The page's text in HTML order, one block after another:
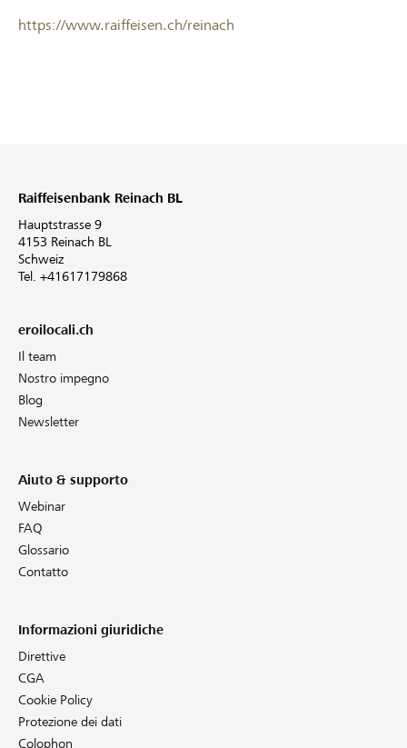
https://www.raiffeisen.ch/reinach
Raiffeisenbank Reinach BL
Hauptstrasse 9
4153 Reinach BL
Schweiz
Tel. +41617179868
eroilocali.ch
Il team
Nostro impegno
Blog
Newsletter
Aiuto & supporto
Webinar
FAQ
Glossario
Contatto
Informazioni giuridiche
Direttive
CGA
Cookie Policy
Protezione dei dati
Colophon